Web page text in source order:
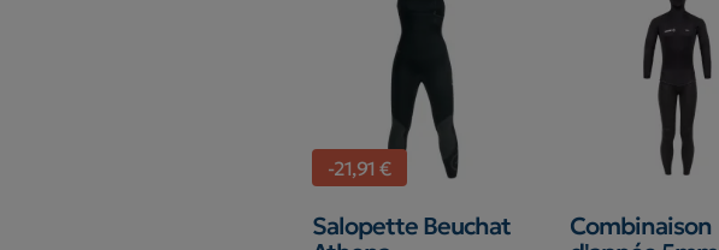
-21,91 €
Salopette Beuchat
Combinaison